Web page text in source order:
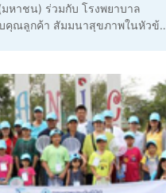
หาชน) ร่วมกับ โรงพยาบาล
คุณลูกค้า สัมมนาสุขภาพในหัวข้อ
รรมการผู้จัดการใหญ่ ด้านการ